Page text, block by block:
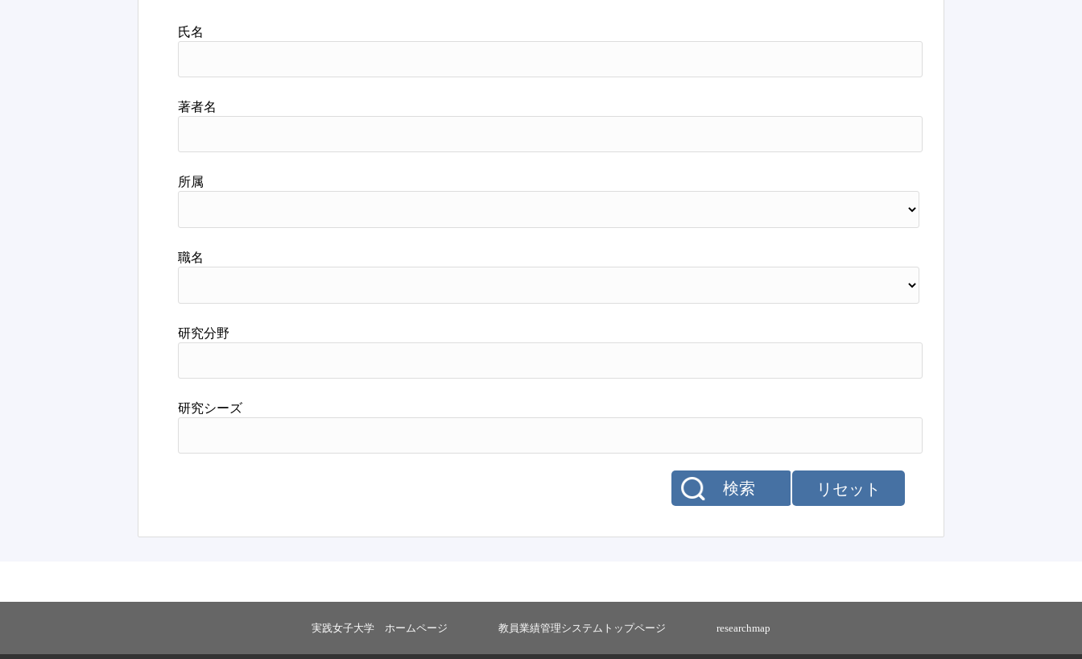
氏名
著者名
所属
職名
研究分野
研究シーズ
リセット
検索
実践女子大学 ホームページ 教員業績管理システムトップページ researchmap